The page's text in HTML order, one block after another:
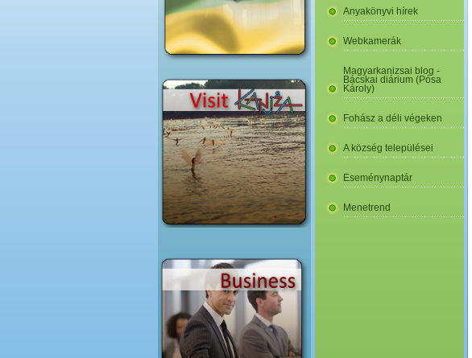
Anyakönyvi hírek
Webkamerák
Magyarkanizsai blog -
Bácskai diárium (Pósa
Károly)
Fohász a déli végeken
A község települései
Eseménynaptár
Menetrend